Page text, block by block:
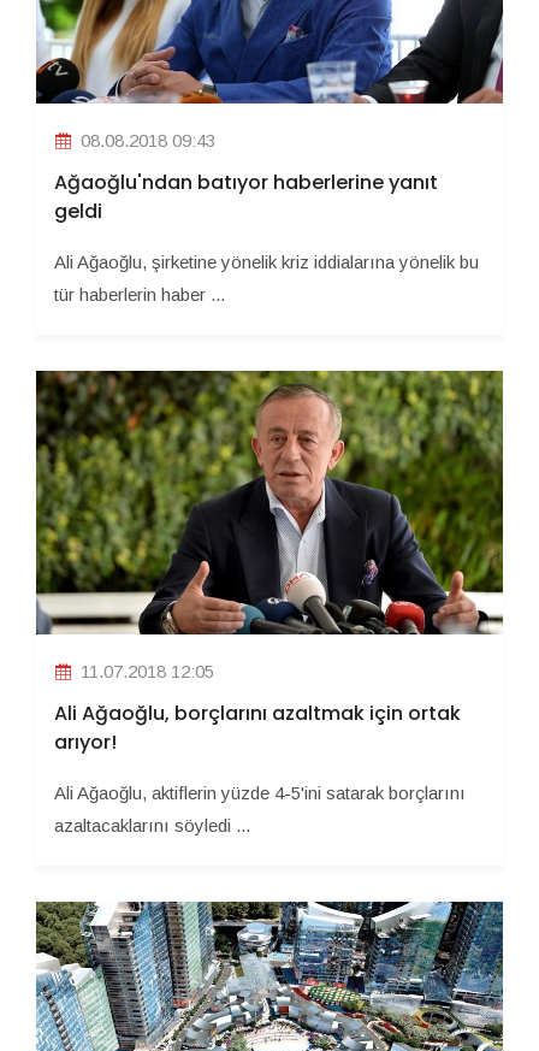
08.08.2018 09:43
Ağaoğlu'ndan batıyor haberlerine yanıt
geldi
Ali Ağaoğlu, şirketine yönelik kriz iddialarına yönelik bu
tür haberlerin haber ...
11.07.2018 12:05
Ali Ağaoğlu, borçlarını azaltmak için ortak
arıyor!
Ali Ağaoğlu, aktiflerin yüzde 4-5'ini satarak borçlarını
azaltacaklarını söyledi ...